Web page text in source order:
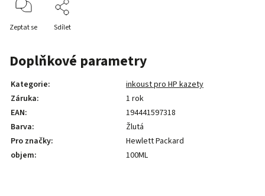
Zeptat se Sdílet
Doplňkové parametry
Kategorie:
inkoust pro HP kazety
Záruka:
1 rok
EAN:
194441597318
Barva:
Žlutá
Pro značky:
Hewlett Packard
objem: 100ML